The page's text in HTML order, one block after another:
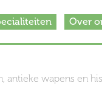
Over
antieke wapens en